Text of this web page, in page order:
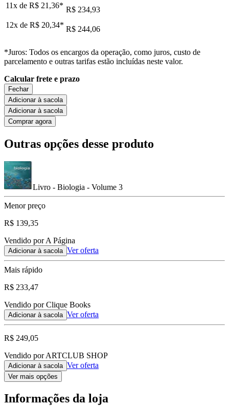
11x de R$ 21,36* R$ 234,93
12x de R$ 20,34* R$ 244,06
*Juros: Todos os encargos da operação, como juros, custo de
parcelamento e outras tarifas estão incluídas neste valor.
Calcular frete e prazo
Fechar
Adicionar à sacola
Adicionar à sacola
Comprar agora
Outras opções desse produto
Livro - Biologia - Volume 3
Menor preço
R$ 139,35
Vendido por A Página
Adicionar à sacola Ver oferta
Mais rápido
R$ 233,47
Vendido por Clique Books
Adicionar à sacola Ver oferta
R$ 249,05
Vendido por ARTCLUB SHOP
Adicionar à sacola Ver oferta
Ver mais opções
Informações da loja